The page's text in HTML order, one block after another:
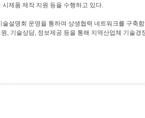
시제품 제작 지원 등을 수행하고 있다.
술설명회 운영을 통하여 상생협력 네트워크를 구축
, 기술상담, 정보제공 등을 통해 지역산업체 기술